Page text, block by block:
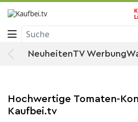
Suche
NeuheitenTV Werbung
Startseite
Tomaten-Konserven
Tomaten-
Hochwertige Tomaten-
Kaufbei.tv